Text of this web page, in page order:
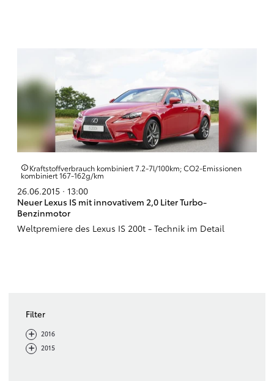
Kraftstoffverbrauch kombiniert 7.2‑7l/100km; CO2‑Emissionen
kombiniert 167‑162g/km
26.06.2015 · 13:00
Neuer Lexus IS mit innovativem 2,0 Liter Turbo-
Benzinmotor
Weltpremiere des Lexus IS 200t - Technik im Detail
Filter
+- 2016
+- 2015